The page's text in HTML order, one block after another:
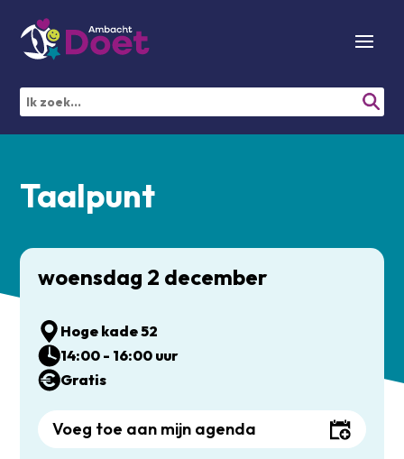
Taalpunt
woensdag 2 december
Hoge kade 52
14:00 - 16:00 uur
Gratis
Voeg toe aan mijn agenda